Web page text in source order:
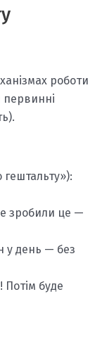
роботи
первинні
гештальту»):
зробили це —
у день — без
Потім буде